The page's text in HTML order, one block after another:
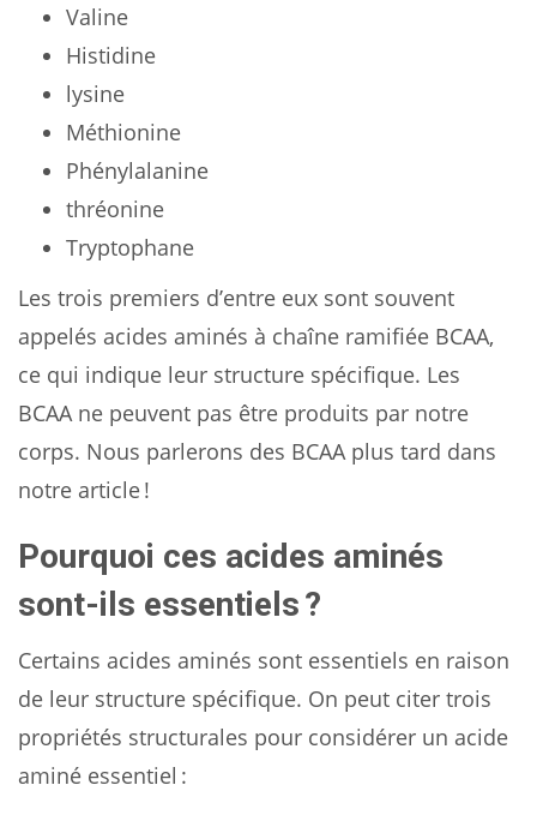
Valine
Histidine
lysine
Méthionine
Phénylalanine
thréonine
Tryptophane
Les trois premiers d’entre eux sont souvent
appelés acides aminés à chaîne ramifiée BCAA,
ce qui indique leur structure spécifique. Les
BCAA ne peuvent pas être produits par notre
corps. Nous parlerons des BCAA plus tard dans
notre article !
Pourquoi ces acides aminés
sont-ils essentiels ?
Certains acides aminés sont essentiels en raison
de leur structure spécifique. On peut citer trois
propriétés structurales pour considérer un acide
aminé essentiel :